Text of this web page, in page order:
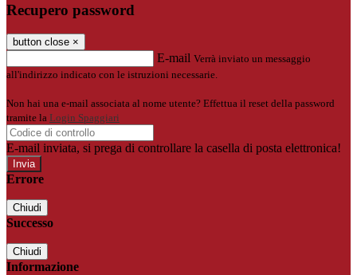
Recupero password
button close ×
E-mail Verrà inviato un messaggio
all'indirizzo indicato con le istruzioni necessarie.
Non hai una e-mail associata al nome utente? Effettua il reset della password
tramite la Login Spaggiari
E-mail inviata, si prega di controllare la casella di posta elettronica!
Errore
Chiudi
Successo
Chiudi
Informazione